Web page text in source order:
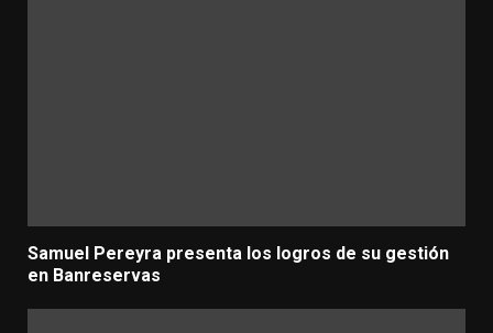
Samuel Pereyra presenta los logros de su gestión
en Banreservas